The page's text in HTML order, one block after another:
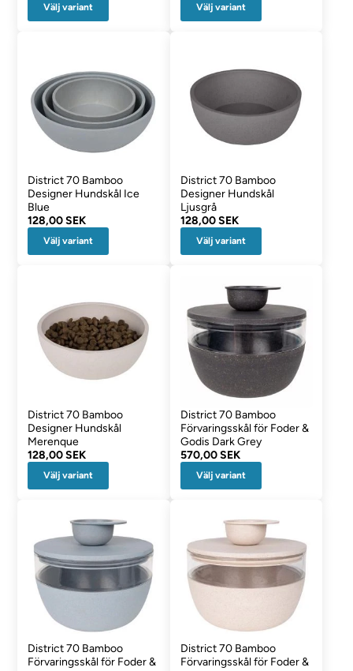
Välj variant Välj variant
District 70 Bamboo
Designer Hundskål Ice
Blue
128,00 SEK
Välj variant
District 70 Bamboo
Designer Hundskål
Ljusgrå
128,00 SEK
Välj variant
District 70 Bamboo
Designer Hundskål
Merenque
128,00 SEK
Välj variant
District 70 Bamboo
Förvaringsskål för Foder &
Godis Dark Grey
570,00 SEK
Välj variant
District 70 Bamboo
Förvaringsskål för Foder &
District 70 Bamboo
Förvaringsskål för Foder &